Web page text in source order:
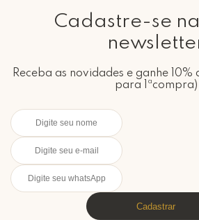
Cadastre-se
Receba as novidades e ganhe
para 1ªcompra)
Cadastrar